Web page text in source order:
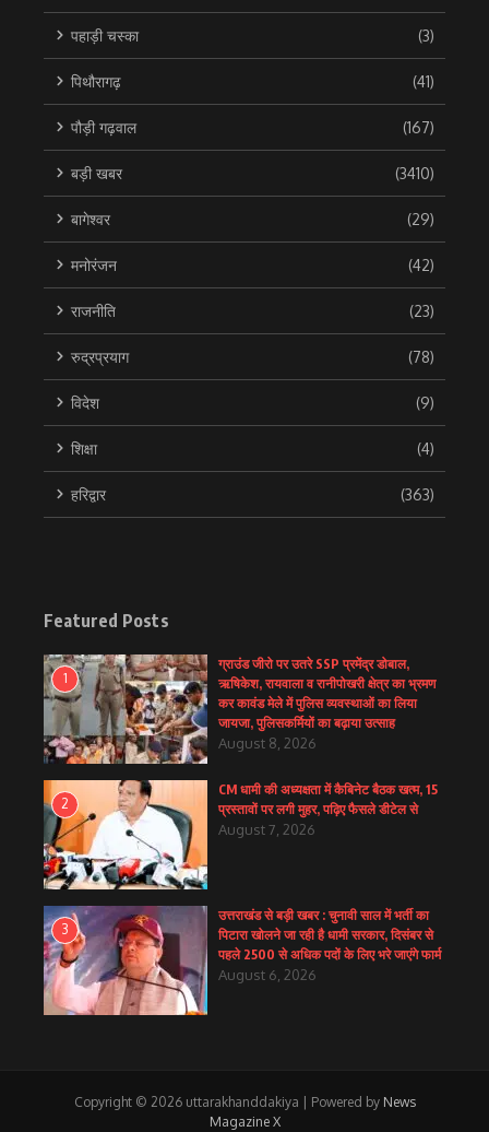
पहाड़ी चस्का (3)
पिथौरागढ़ (41)
पौड़ी गढ़वाल (167)
बड़ी खबर (3410)
बागेश्वर (29)
मनोरंजन (42)
राजनीति (23)
रुद्रप्रयाग (78)
विदेश (9)
शिक्षा (4)
हरिद्वार (363)
Featured Posts
1
ग्राउंड जीरो पर उतरे SSP प्रमेंद्र डोबाल,
ऋषिकेश, रायवाला व रानीपोखरी क्षेत्र का भ्रमण
कर कावंड मेले में पुलिस व्यवस्थाओं का लिया
जायजा, पुलिसकर्मियों का बढ़ाया उत्साह
August 8, 2026
2
CM धामी की अध्यक्षता में कैबिनेट बैठक खत्म, 15
प्रस्तावों पर लगी मुहर, पढ़िए फैसले डीटेल से
August 7, 2026
3
उत्तराखंड से बड़ी खबर : चुनावी साल में भर्ती का
पिटारा खोलने जा रही है धामी सरकार, दिसंबर से
पहले 2500 से अधिक पदों के लिए भरे जाएंगे फार्म
August 6, 2026
Copyright © 2026 uttarakhanddakiya | Powered by News
Magazine X